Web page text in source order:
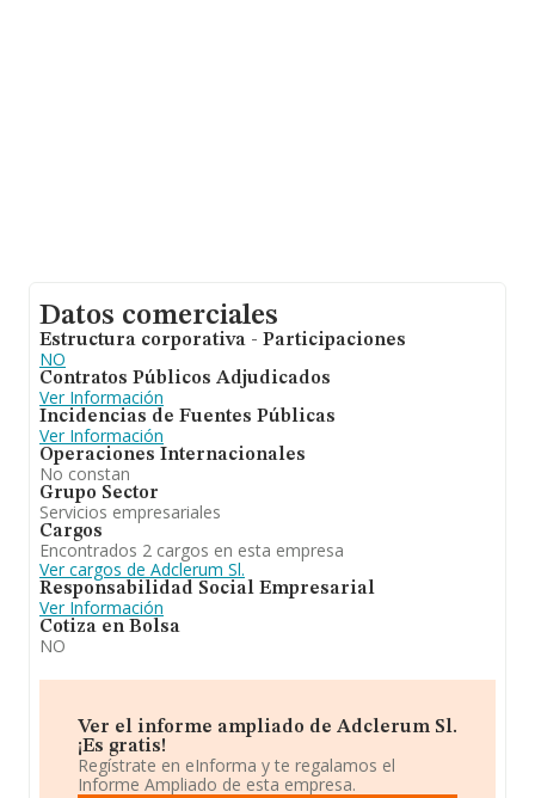
Datos comerciales
Estructura corporativa - Participaciones
NO
Contratos Públicos Adjudicados
Ver Información
Incidencias de Fuentes Públicas
Ver Información
Operaciones Internacionales
No constan
Grupo Sector
Servicios empresariales
Cargos
Encontrados 2 cargos en esta empresa
Ver cargos de Adclerum Sl.
Responsabilidad Social Empresarial
Ver Información
Cotiza en Bolsa
NO
Ver el informe ampliado de Adclerum Sl.
¡Es gratis!
Regístrate en eInforma y te regalamos el
Informe Ampliado de esta empresa.